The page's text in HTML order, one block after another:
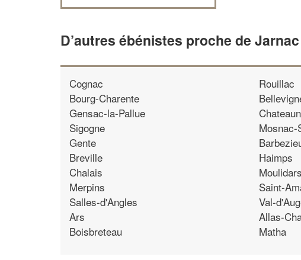
D’autres ébénistes proche de Jarnac
Cognac
Bourg-Charente
Gensac-la-Pallue
Sigogne
Gente
Breville
Chalais
Merpins
Salles-d'Angles
Ars
Boisbreteau
Rouillac
Mosnac-
Haimps
Moulidars
Saint-
Val-
Allas-
Matha